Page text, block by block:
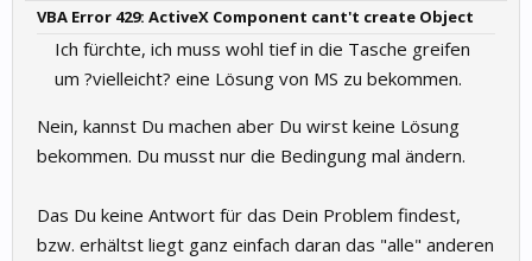
VBA Error 429: ActiveX Component cant't create Object
Ich fürchte, ich muss wohl tief in die Tasche greifen
um ?vielleicht? eine Lösung von MS zu bekommen.
Nein, kannst Du machen aber Du wirst keine Lösung
bekommen. Du musst nur die Bedingung mal ändern.
Das Du keine Antwort für das Dein Problem findest,
bzw. erhältst liegt ganz einfach daran das "alle" anderen